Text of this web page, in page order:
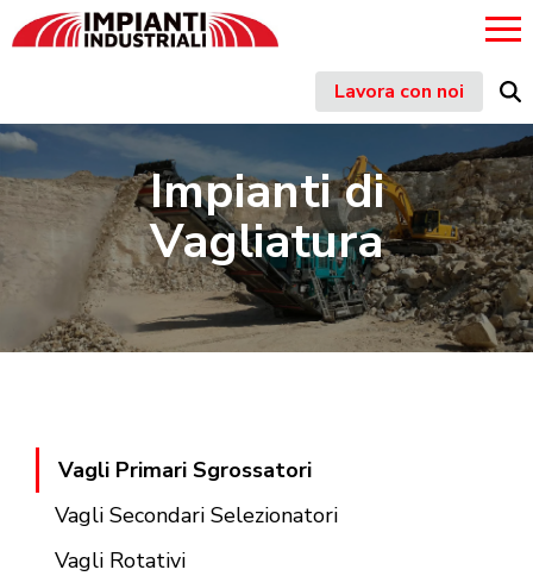
content
Lavora con noi
Impianti di
Vagliatura
Vagli Primari Sgrossatori
Vagli Secondari Selezionatori
Vagli Rotativi